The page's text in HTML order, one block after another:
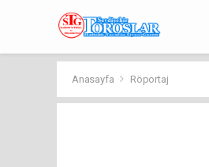
Anasayfa Röportaj